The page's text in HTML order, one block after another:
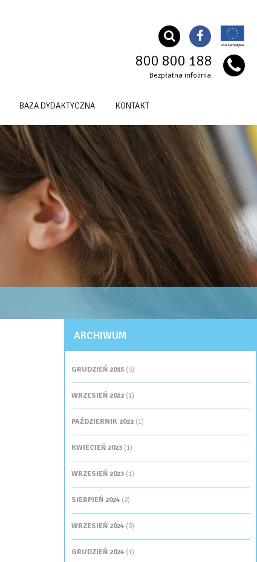
800 800 188
Bezpłatna infolinia
BAZA DYDAKTYCZNA KONTAKT
ARCHIWUM
GRUDZIEŃ 2015 (5)
WRZESIEŃ 2022 (1)
PAŹDZIERNIK 2022 (1)
KWIECIEŃ 2023 (1)
WRZESIEŃ 2023 (1)
SIERPIEŃ 2024 (2)
WRZESIEŃ 2024 (3)
GRUDZIEŃ 2024 (1)